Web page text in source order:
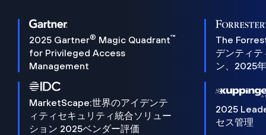
2025 Gartner® Magic Quadrant™
for Privileged Access
Management
The
デンティ
ン、2025
MarketScape:世界のアイデンテ
ィティセキュリティ統合ソリュー
ション 2025ベンダー評価
2025
セス管理